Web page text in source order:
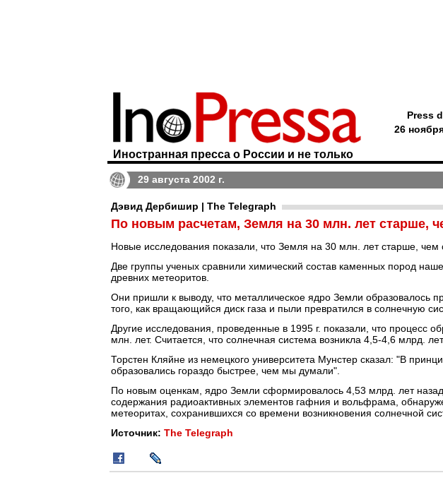
Иностранная пресса о России и не только
Press
26
29 августа 2002 г.
Дэвид Дербишир | The Telegraph
По новым расчетам, Земля на 30 млн. лет старше,
Новые исследования показали, что Земля на 30 млн. лет старше, чем
Две группы ученых сравнили химический состав каменных пород
древних метеоритов.
Они пришли к выводу, что металлическое ядро Земли образовалось
того, как вращающийся диск газа и пыли превратился в солнечную
Другие исследования, проведенные в 1995 г. показали, что процесс
млн. лет. Считается, что солнечная система возникла 4,5-4,6 млрд. лет
Торстен Кляйне из немецкого университета Мунстер сказал: "В
образовались гораздо быстрее, чем мы думали".
По новым оценкам, ядро Земли сформировалось 4,53 млрд. лет
содержания радиоактивных элементов гафния и вольфрама,
метеоритах, сохранившихся со времени возникновения солнечной
Источник: The Telegraph